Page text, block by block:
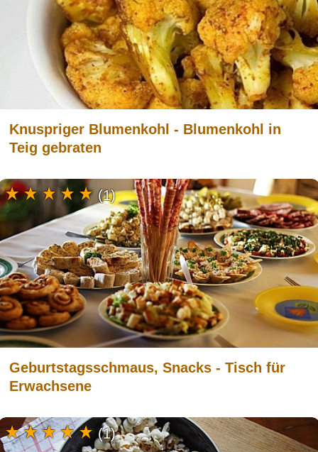
Knuspriger Blumenkohl - Blumenkohl in
Teig gebraten
Geburtstagsschmaus, Snacks - Tisch für
Erwachsene
(1)
(1)